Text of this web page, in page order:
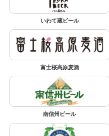
いわて蔵ビール
富士桜高原麦酒
南信州ビール